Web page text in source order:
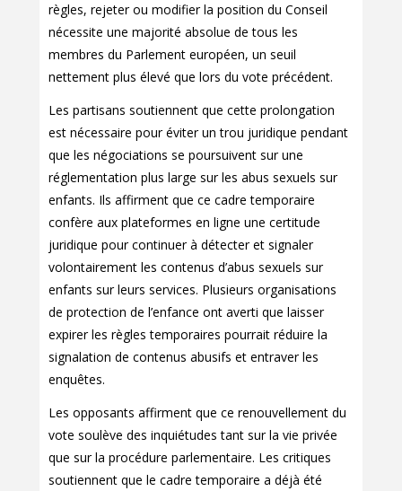
règles, rejeter ou modifier la position du Conseil
nécessite une majorité absolue de tous les
membres du Parlement européen, un seuil
nettement plus élevé que lors du vote précédent.
Les partisans soutiennent que cette prolongation
est nécessaire pour éviter un trou juridique pendant
que les négociations se poursuivent sur une
réglementation plus large sur les abus sexuels sur
enfants. Ils affirment que ce cadre temporaire
confère aux plateformes en ligne une certitude
juridique pour continuer à détecter et signaler
volontairement les contenus d’abus sexuels sur
enfants sur leurs services. Plusieurs organisations
de protection de l’enfance ont averti que laisser
expirer les règles temporaires pourrait réduire la
signalation de contenus abusifs et entraver les
enquêtes.
Les opposants affirment que ce renouvellement du
vote soulève des inquiétudes tant sur la vie privée
que sur la procédure parlementaire. Les critiques
soutiennent que le cadre temporaire a déjà été